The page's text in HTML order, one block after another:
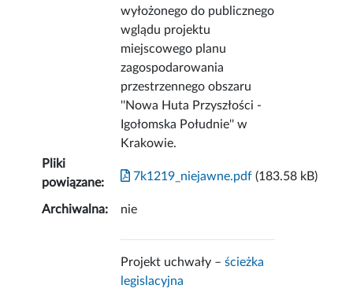
wyłożonego do publicznego
wglądu projektu
miejscowego planu
zagospodarowania
przestrzennego obszaru
''Nowa Huta Przyszłości -
Igołomska Południe'' w
Krakowie.
Pliki
powiązane:
7k1219_niejawne.pdf (183.58 kB)
Archiwalna: nie
Projekt uchwały –ścieżka
legislacyjna